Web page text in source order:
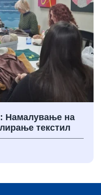
Намалување на
текстил